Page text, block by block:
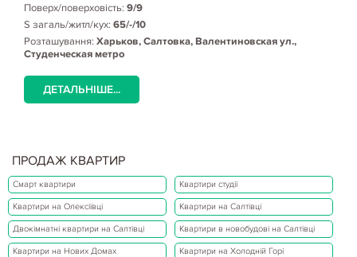
Поверх/поверховість: 9/9
S загаль/житл/кух: 65/-/10
Розташування: Харьков, Салтовка, Валентиновская ул.,
Студенческая метро
ДЕТАЛЬНІШЕ...
ПРОДАЖ КВАРТИР
Смарт квартири Квартири студії
Квартири на Олексіївці Квартири на Салтівці
Двокімнатні квартири на Салтівці Квартири в новобудові на Салтівці
Квартири на Нових Домах Квартири на Холодній Горі